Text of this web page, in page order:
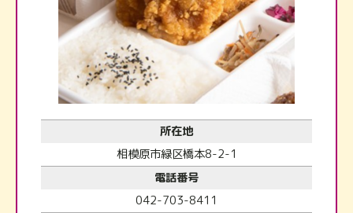
所在地
相模原市緑区橋本8-2-1
電話番号
042-703-8411